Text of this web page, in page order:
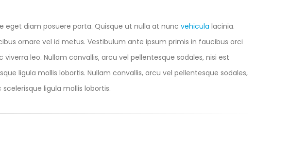
eget diam posuere porta. Quisque ut nulla at nunc vehicula lacinia.
ornare vel id metus. Vestibulum ante ipsum primis in faucibus orci
leo. Nullam convallis, arcu vel pellentesque sodales, nisi est
ligula mollis lobortis. Nullam convallis, arcu vel pellentesque sodales,
ligula mollis lobortis.